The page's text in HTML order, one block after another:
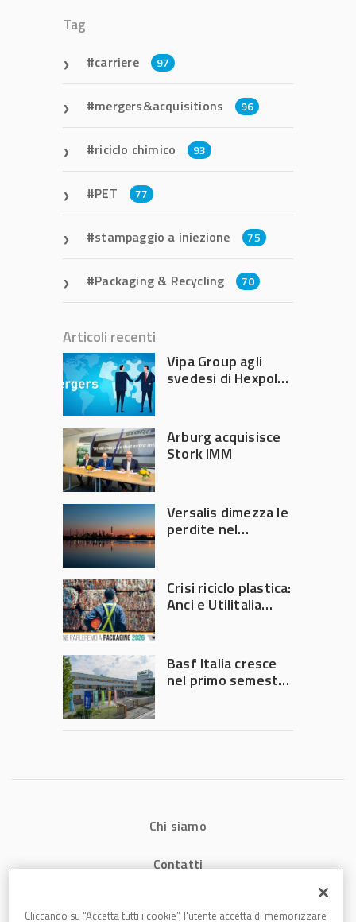
Tag
carriere 97
mergers&acquisitions 96
riciclo chimico 93
PET 77
stampaggio a iniezione 75
Packaging & Recycling 70
Articoli recenti
Vipa Group agli
svedesi di Hexpol
Arburg acquisisce
Stork IMM
Versalis dimezza le
perdite nel
Crisi riciclo plastica:
Anci e Utilitalia
Governo
Basf Italia cresce
nel primo semestre
Chi siamo
Contatti
Cliccando su “Accetta tutti i cookie”, l'utente accetta di memorizzare